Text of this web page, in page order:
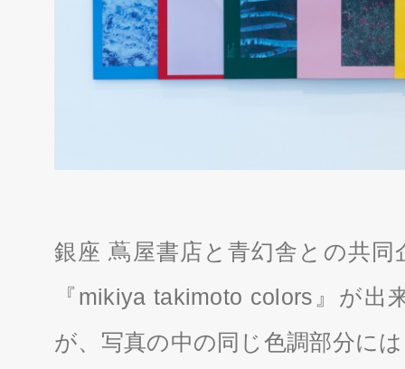
銀座 蔦屋書店と青幻舎との共
『mikiya takimoto colors』が
が、写真の中の同じ色調部分に